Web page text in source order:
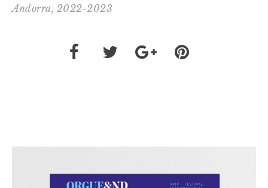
Andorra, 2022-2023